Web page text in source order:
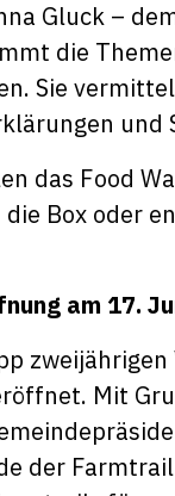
Gluck –
die
Sie
und
das Food
Box oder
am 17.
Mit
der